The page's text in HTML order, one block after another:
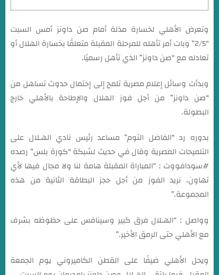
وتعرض الأهلي لخسارة مذلة أمام صن داونز أمس السبت
“2/5” وبات أمر تأهله للمرحلة المقبلة متعلقًا بخسارة الهلال أو
تعادله مع “صن داونز” الذي تأهل رسميًا.
وبدأت وسائل إعلام مصرية تلمح إلى إحتمال حدوث تساهل من
“صن داونز” من أجل فوز الهلال والإطاحة بالأهلي خارج
البطولة.
بدوره رد “الفاضل التوم” مساعد رئيس نادي الهـلال على
التلميحات المصرية وقال في حديث لشبكة “كورة بلس” رصده
#سودافووت : “المباراة المقبلة هامة لنا ولا مجال فيها لأي
تهاون، نريد الفوز من أجل حجز البطاقة الثانية من هذه
المجموعة.”
وواصل : “الهـلال فرق كبير وسينافس على حظوظه بشرف
مع الأهلي حتى الرمق الأخير.”
ويحل الأهلي ضيفًا على القطن الكاميروني يوم الجمعة